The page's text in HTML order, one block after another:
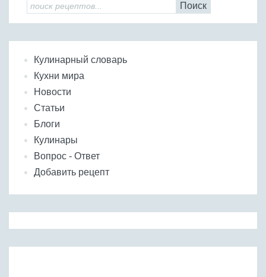
Поиск
Кулинарный словарь
Кухни мира
Новости
Статьи
Блоги
Кулинары
Вопрос - Ответ
Добавить рецепт